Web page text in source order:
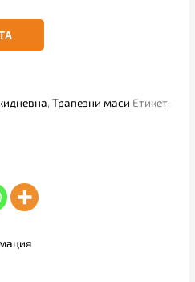
,Трапезни маси Етикет: